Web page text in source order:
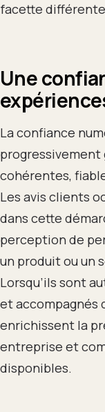
facette
Une
La confiance
progressivement
cohérentes,
Les avis clients
dans cette
perception de
un produit ou un
Lorsqu’ils sont
et accompagnés
enrichissent la
entreprise et
disponibles.